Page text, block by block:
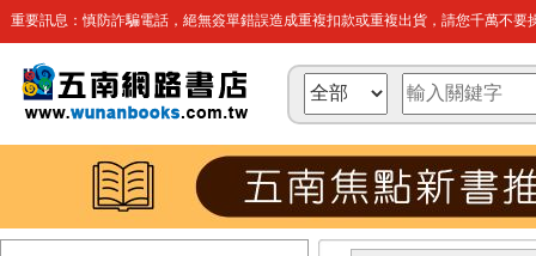
重要訊息：慎防詐騙電話，絕無簽單錯誤造成重複扣款或重複出貨，請您千萬不要